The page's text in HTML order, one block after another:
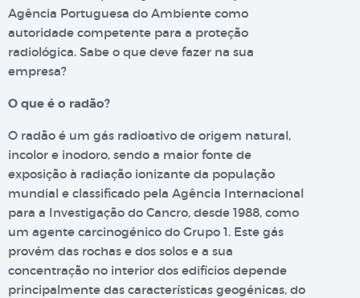
Agência Portuguesa do Ambiente como
autoridade competente para a proteção
radiológica. Sabe o que deve fazer na sua
empresa?
O que é o radão?
O radão é um gás radioativo de origem natural,
incolor e inodoro, sendo a maior fonte de
exposição à radiação ionizante da população
mundial e classificado pela Agência Internacional
para a Investigação do Cancro, desde 1988, como
um agente carcinogénico do Grupo 1. Este gás
provém das rochas e dos solos e a sua
concentração no interior dos edifícios depende
principalmente das características geogénicas, do